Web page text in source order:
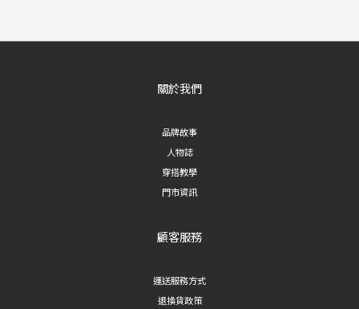
關於我們
品牌故事
人物誌
穿搭教學
門市資訊
顧客服務
運送服務方式
退換貨政策